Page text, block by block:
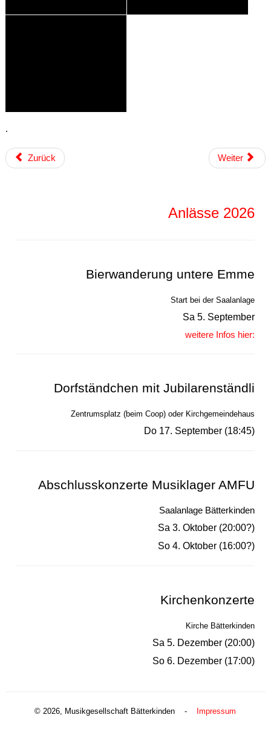
.
Zurück Weiter
Anlässe 2026
Bierwanderung untere Emme
Start bei der Saalanlage
Sa 5. September
weitere Infos hier:
Dorfständchen mit Jubilarenständli
Zentrumsplatz (beim Coop) oder Kirchgemeindehaus
Do 17. September (18:45)
Abschlusskonzerte Musiklager AMFU
Saalanlage Bätterkinden
Sa 3. Oktober (20:00?)
So 4. Oktober (16:00?)
Kirchenkonzerte
Kirche Bätterkinden
Sa 5. Dezember (20:00)
So 6. Dezember (17:00)
© 2026, Musikgesellschaft Bätterkinden - Impressum